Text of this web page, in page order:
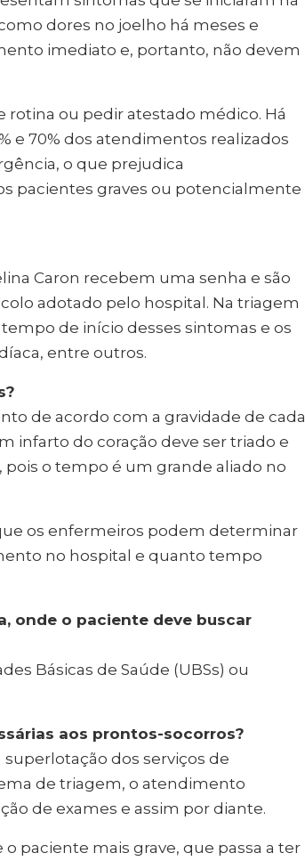
dores no joelho há meses e
imediato e, portanto, não devem
rotina ou pedir atestado médico. Há
e 70% dos atendimentos realizados
o que prejudica
pacientes graves ou potencialmente
Caron recebem uma senha e são
adotado pelo hospital. Na triagem
de início desses sintomas e os
entre outros.
de acordo com a gravidade de cada
infarto do coração deve ser triado e
o tempo é um grande aliado no
os enfermeiros podem determinar
no hospital e quanto tempo
onde o paciente deve buscar
Básicas de Saúde (UBSs) ou
aos prontos-socorros?
dos serviços de
de triagem, o atendimento
de exames e assim por diante.
paciente mais grave, que passa a ter